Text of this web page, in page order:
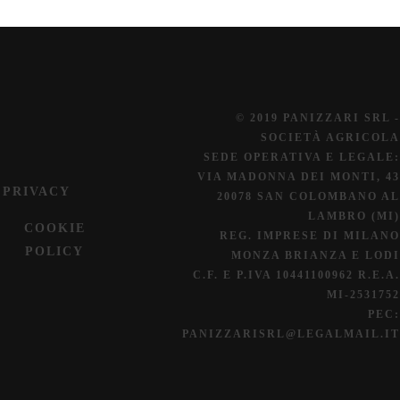
PRIVACY
COOKIE
POLICY
© 2019 PANIZZARI SRL -
SOCIETÀ AGRICOLA
SEDE OPERATIVA E LEGALE:
VIA MADONNA DEI MONTI, 43
20078 SAN COLOMBANO AL
LAMBRO (MI)
REG. IMPRESE DI MILANO
MONZA BRIANZA E LODI
C.F. E P.IVA 10441100962 R.E.A.
MI-2531752
PEC:
PANIZZARISRL@LEGALMAIL.IT